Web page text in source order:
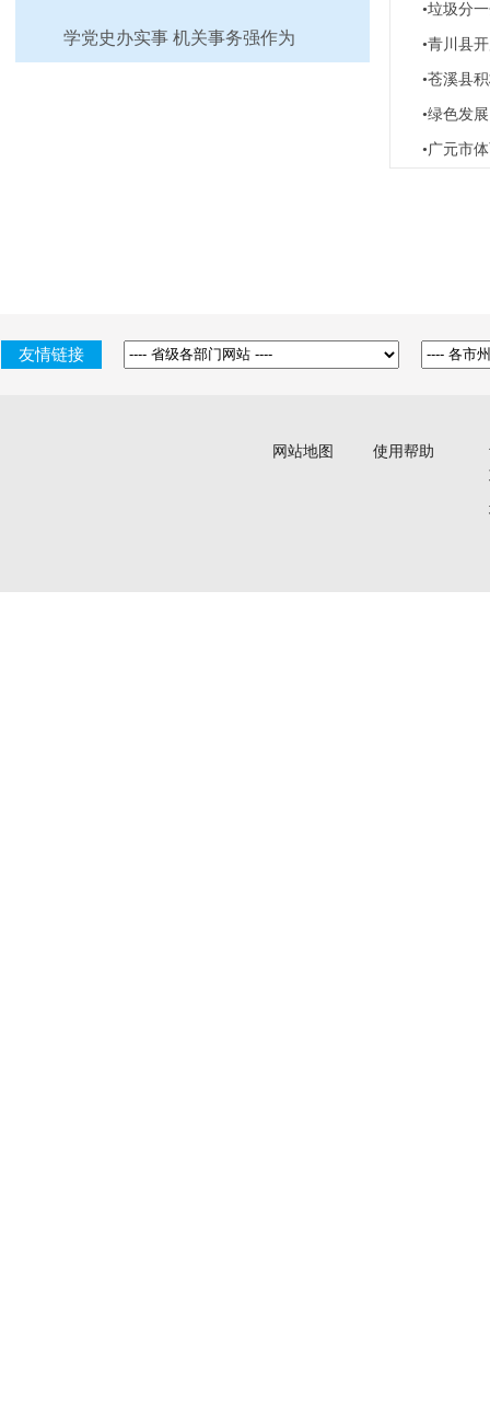
学党史办实事 机关事务强作为
•垃圾分
•青川县
•苍溪县
•绿色发
•广元市
友情链接
网站地图 使用帮助